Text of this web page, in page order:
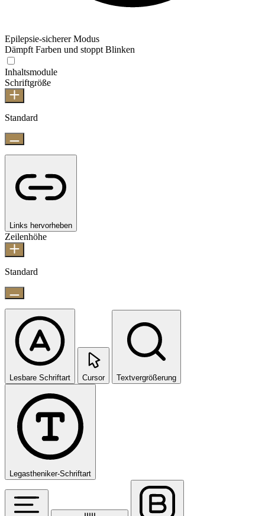
Epilepsie-sicherer Modus
Dämpft Farben und stoppt Blinken
Inhaltsmodule
Schriftgröße
Standard
Links hervorheben
Zeilenhöhe
Standard
Lesbare Schriftart Cursor Textvergrößerung
Legastheniker-Schriftart